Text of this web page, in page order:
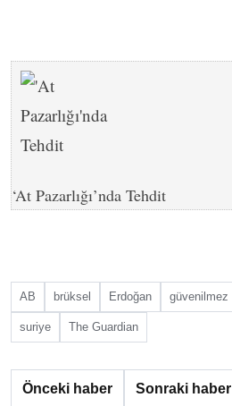
‘At Pazarlığı’nda Tehdit
AB brüksel Erdoğan güvenilmez
suriye The Guardian
Önceki haber Sonraki haber